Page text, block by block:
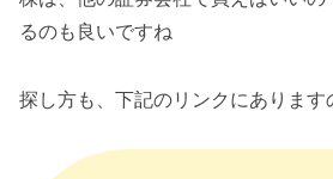
るのも良いですね
探し方も、下記のリンクにあります